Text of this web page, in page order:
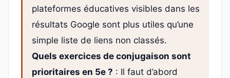
plateformes éducatives visibles dans les
résultats Google sont plus utiles qu’une
simple liste de liens non classés.
Quels exercices de conjugaison sont
prioritaires en 5e ? : Il faut d’abord